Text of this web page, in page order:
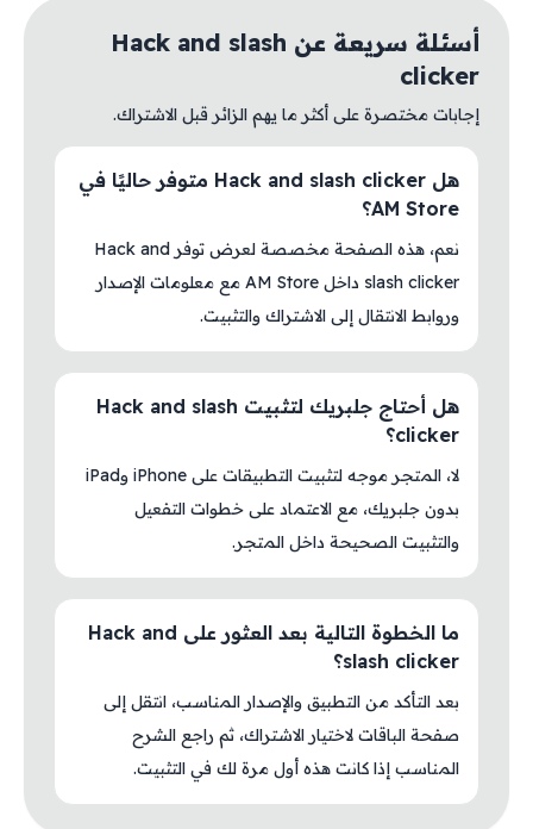
أسئلة سريعة عن Hack and slash
clicker
إجابات مختصرة على أكثر ما يهم الزائر قبل الاشتراك.
هل Hack and slash clicker متوفر حاليًا في
AM Store؟
نعم، هذه الصفحة مخصصة لعرض توفر Hack and
slash clicker داخل AM Store مع معلومات الإصدار
وروابط الانتقال إلى الاشتراك والتثبيت.
هل أحتاج جلبريك لتثبيت Hack and slash
clicker؟
لا، المتجر موجه لتثبيت التطبيقات على iPhone وiPad
بدون جلبريك، مع الاعتماد على خطوات التفعيل
والتثبيت الصحيحة داخل المتجر.
ما الخطوة التالية بعد العثور على Hack and
slash clicker؟
بعد التأكد من التطبيق والإصدار المناسب، انتقل إلى
صفحة الباقات لاختيار الاشتراك، ثم راجع الشرح
المناسب إذا كانت هذه أول مرة لك في التثبيت.